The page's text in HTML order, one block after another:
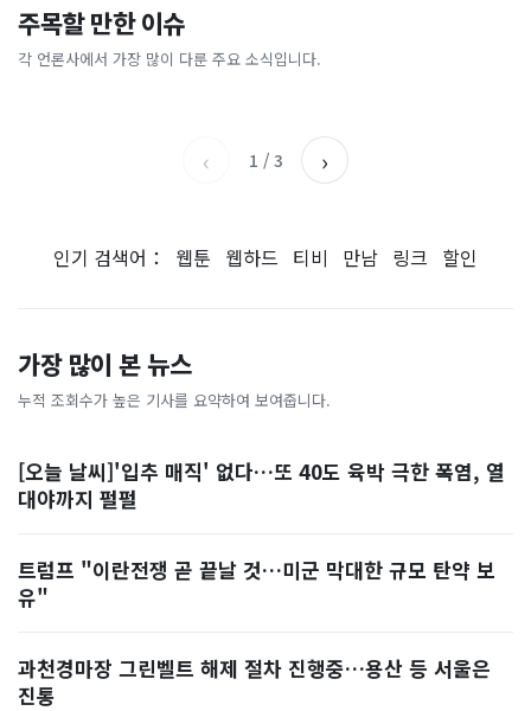
주목할 만한 이슈
각 언론사에서 가장 많이 다룬 주요 소식입니다.
이 대통령 사관학교 통합 발언
에…“서울대 법대·충암고도
없애나”
채널A
라 출렁이는 日증시
아시아경제
총리 영상에 "대체 뭐냐" 발
칵‥日 배우도 "미친 짓"
실체, 은밀하게…[중국나라]
‹ 1 / 3 ›
인기 검색어： 웹툰 웹하드 티비 만남 링크 할인
가장 많이 본 뉴스
누적 조회수가 높은 기사를 요약하여 보여줍니다.
[오늘 날씨]'입추 매직' 없다…또 40도 육박 극한 폭염, 열
대야까지 펄펄
트럼프 "이란전쟁 곧 끝날 것…미군 막대한 규모 탄약 보
유"
과천경마장 그린벨트 해제 절차 진행중…용산 등 서울은
진통